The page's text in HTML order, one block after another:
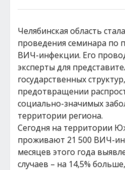
Челябинская область
проведения семинара по
ВИЧ-инфекции. Его
эксперты для
государственных
предотвращении
социально-значимых
территории региона.
Сегодня на территории
проживают 21 500 ВИЧ-
месяцев этого года
случаев – на 14,5%